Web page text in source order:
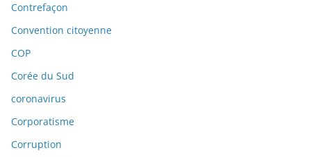
Contrefaçon
Convention citoyenne
COP
Corée du Sud
coronavirus
Corporatisme
Corruption